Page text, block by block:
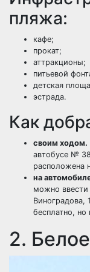
пляжа:
кафе;
прокат;
аттракционы;
питьевой
детская
эстрада.
Как
своим ходом.
автобусе №
расположена
на
можно
Виноградова,
бесплатно,
2.